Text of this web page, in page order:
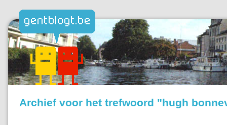
Archief voor het trefwoord "hugh